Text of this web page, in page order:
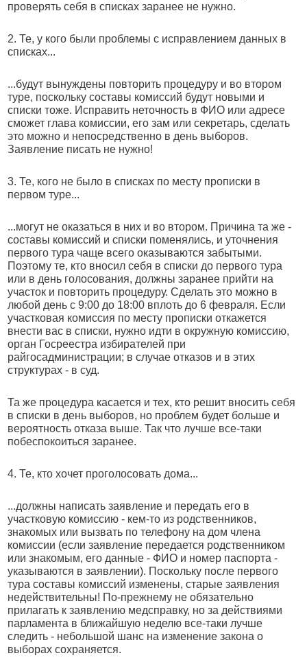
проверять себя в списках заранее не нужно.
2. Те, у кого были проблемы с исправлением данных в
списках...
...будут вынуждены повторить процедуру и во втором
туре, поскольку составы комиссий будут новыми и
списки тоже. Исправить неточность в ФИО или адресе
сможет глава комиссии, его зам или секретарь, сделать
это можно и непосредственно в день выборов.
Заявление писать не нужно!
3. Те, кого не было в списках по месту прописки в
первом туре...
...могут не оказаться в них и во втором. Причина та же -
составы комиссий и списки поменялись, и уточнения
первого тура чаще всего оказываются забытыми.
Поэтому те, кто вносил себя в списки до первого тура
или в день голосования, должны заранее прийти на
участок и повторить процедуру. Сделать это можно в
любой день с 9:00 до 18:00 вплоть до 6 февраля. Если
участковая комиссия по месту прописки откажется
внести вас в списки, нужно идти в окружную комиссию,
орган Госреестра избирателей при
райгосадминистрации; в случае отказов и в этих
структурах - в суд.
Та же процедура касается и тех, кто решит вносить себя
в списки в день выборов, но проблем будет больше и
вероятность отказа выше. Так что лучше все-таки
побеспокоиться заранее.
4. Те, кто хочет проголосовать дома...
...должны написать заявление и передать его в
участковую комиссию - кем-то из родственников,
знакомых или вызвать по телефону на дом члена
комиссии (если заявление передается родственником
или знакомым, его данные - ФИО и номер паспорта -
указываются в заявлении). Поскольку после первого
тура составы комиссий изменены, старые заявления
недействительны! По-прежнему не обязательно
прилагать к заявлению медсправку, но за действиями
парламента в ближайшую неделю все-таки лучше
следить - небольшой шанс на изменение закона о
выборах сохраняется.